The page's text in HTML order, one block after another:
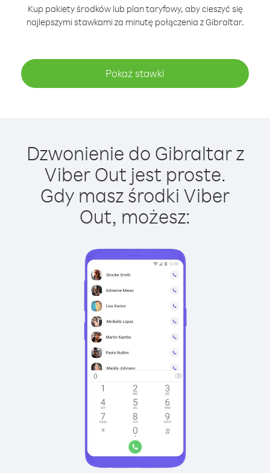
Kup pakiety środków lub plan taryfowy, aby cieszyć się
najlepszymi stawkami za minutę połączenia z Gibraltar.
Pokaż stawki
Dzwonienie do Gibraltar z
Viber Out jest proste.
Gdy masz środki Viber
Out, możesz: